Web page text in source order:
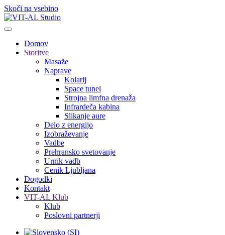
Skoči na vsebino
Domov
Storitve
Masaže
Naprave
Kolarij
Space tunel
Strojna limfna drenaža
Infrardeča kabina
Slikanje aure
Delo z energijo
Izobraževanje
Vadbe
Prehransko svetovanje
Urnik vadb
Cenik Ljubljana
Dogodki
Kontakt
VIT-AL Klub
Klub
Poslovni partnerji